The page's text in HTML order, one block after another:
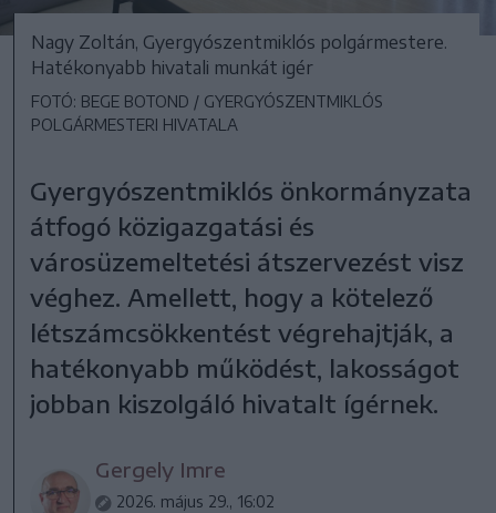
Nagy Zoltán, Gyergyószentmiklós polgármestere.
Hatékonyabb hivatali munkát igér
FOTÓ: BEGE BOTOND / GYERGYÓSZENTMIKLÓS
POLGÁRMESTERI HIVATALA
Gyergyószentmiklós önkormányzata
átfogó közigazgatási és
városüzemeltetési átszervezést visz
véghez. Amellett, hogy a kötelező
létszámcsökkentést végrehajtják, a
hatékonyabb működést, lakosságot
jobban kiszolgáló hivatalt ígérnek.
Gergely Imre
2026. május 29., 16:02